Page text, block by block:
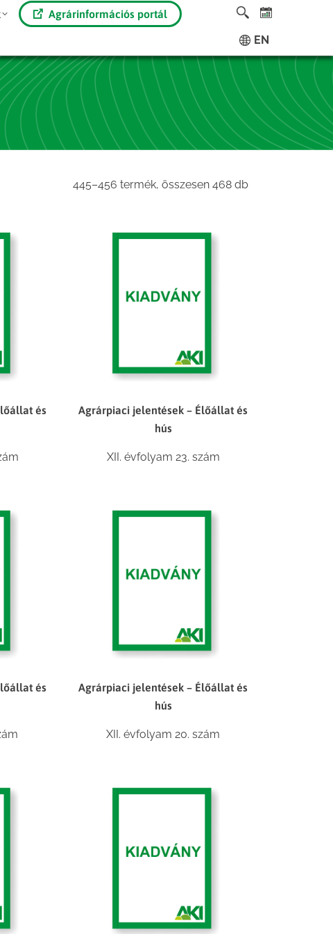
Agrárinformációs portál
EN
445–456 termék, összesen 468 dbSorted
és
Agrárpiaci jelentések – Élőállat és
hús
XII. évfolyam 23. szám
és
Agrárpiaci jelentések – Élőállat és
hús
XII. évfolyam 20. szám